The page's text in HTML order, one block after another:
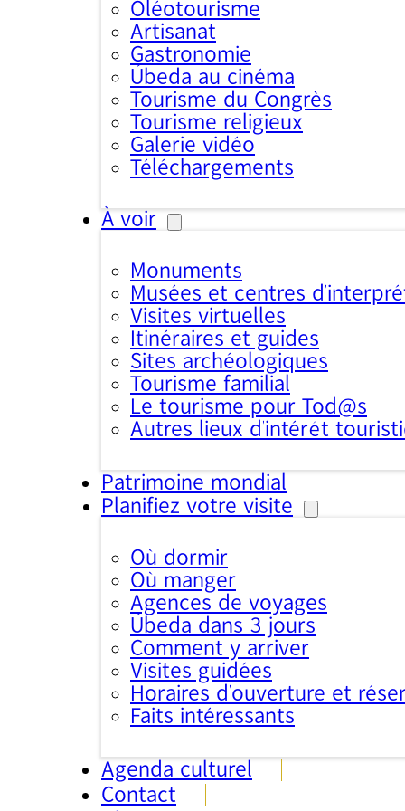
Oléotourisme
Artisanat
Gastronomie
Úbeda au cinéma
Tourisme du Congrès
Tourisme religieux
Galerie vidéo
Téléchargements
À voir
Monuments
Musées et centres
Visites virtuelles
Itinéraires et guides
Sites archéologiques
Tourisme familial
Le tourisme pour Tod@s
Autres lieux d'intérêt
Patrimoine mondial
Planifiez votre visite
Où dormir
Où manger
Agences de voyages
Úbeda dans 3 jours
Comment y arriver
Visites guidées
Horaires d’ouverture et
Faits intéressants
Agenda culturel
Contact